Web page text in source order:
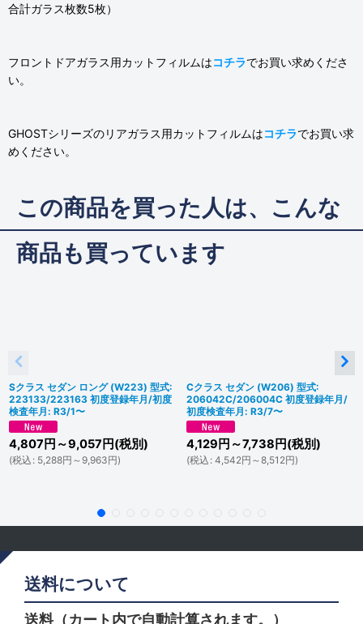
合計ガラス枚数5枚）
フロントドアガラス用カットフィルムはコチラでお買い求めくださ
い。
GHOSTシリーズのリアガラス用カットフィルムはコチラでお買い求
めください。
この商品を買った人は、こんな
商品も買っています
Sクラス セダン ロング (W223) 型式:
223133/223163 初度登録年月/初度
検査年月: R3/1〜
4,807 円 ～9,057 円(税別)
(税込 : 5,288円 ～9,963円)
Cクラス セダン (W206) 型式:
206042C/206004C 初度登録年月/
初度検査年月: R3/7〜
4,129 円 ～7,738 円(税別)
(税込 : 4,542円 ～8,512円)
送料について
送料（カート内で自動計算されます。）